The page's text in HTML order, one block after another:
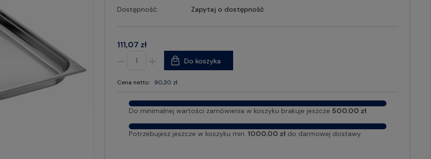
Dostępność: Zapytaj o dostępność
111,07 zł
Cena netto: 90,30 zł
Do koszyka
Do minimalnej wartości zamówienia w koszyku brakuje jeszcze 500.00 zł.
Potrzebujesz jeszcze w koszyku min. 1000.00 złdo darmowej dostawy.